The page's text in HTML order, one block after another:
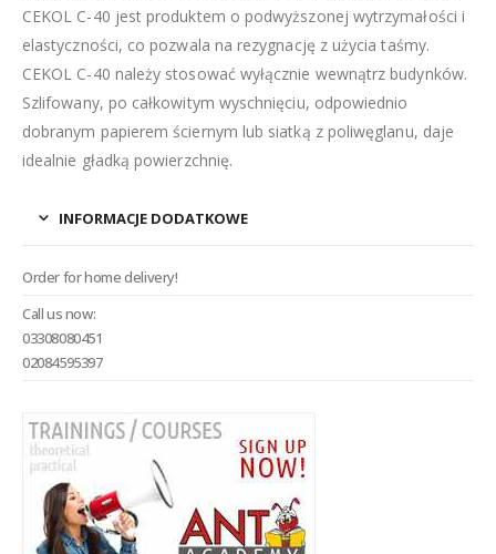
CEKOL C-40 jest produktem o podwyższonej wytrzymałości i
elastyczności, co pozwala na rezygnację z użycia taśmy.
CEKOL C-40 należy stosować wyłącznie wewnątrz budynków.
Szlifowany, po całkowitym wyschnięciu, odpowiednio
dobranym papierem ściernym lub siatką z poliwęglanu, daje
idealnie gładką powierzchnię.
INFORMACJE DODATKOWE
Order for home delivery!
Call us now:
03308080451
02084595397